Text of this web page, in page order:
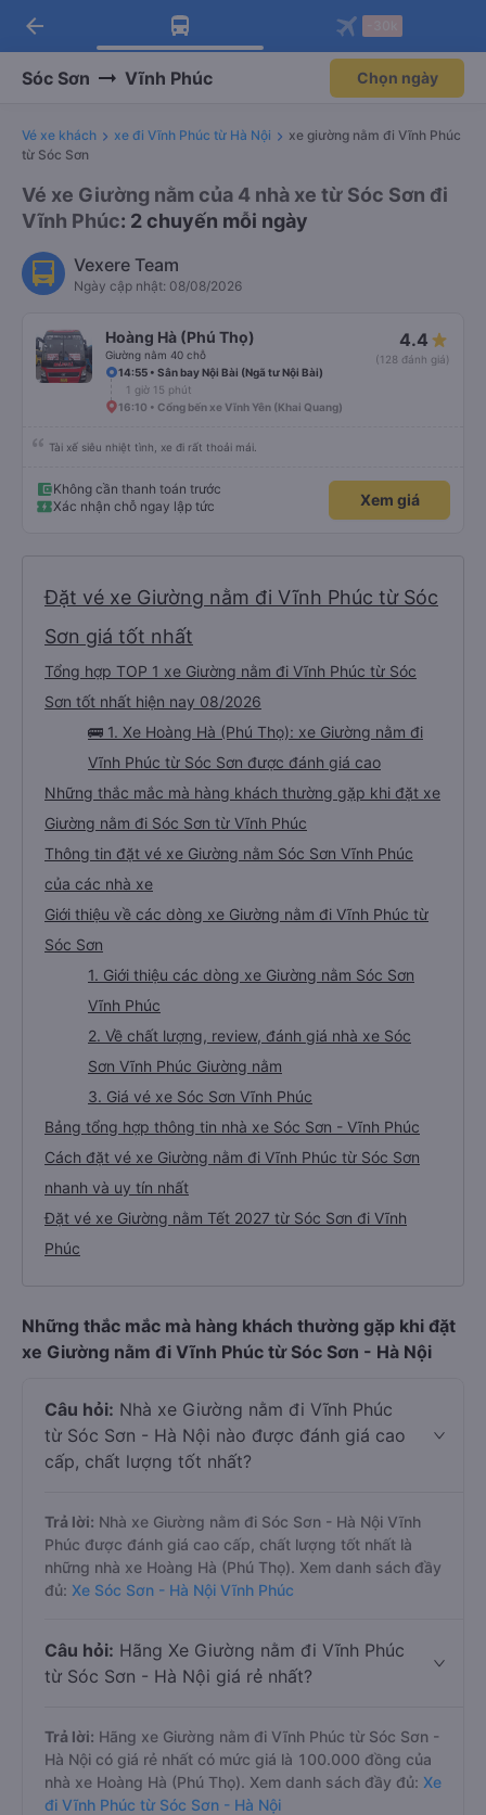
Tải app Vexere ngay!
Nhận ưu đãi thành viên độc
Mở app
Tải app Vexere
-30k/ghế khi đặt vé máy bay qua
Mở app
arrow_back
Sóc Sơn Vĩnh Phúc Chọn ngày
Vé xe khách xe đi Vĩnh Phúc từ Hà Nội
xe giường nằm đi Vĩnh Phúc
từ Sóc Sơn
Vé xe Giường nằm của 4 nhà xe từ Sóc Sơn đi
Vĩnh Phúc: 2 chuyến mỗi ngày
Vexere Team
Ngày cập nhật: 08/08/2026
Hoàng Hà (Phú Thọ)
Giường nằm 40 chỗ
4.4
(128 đánh giá)
14:55 • Sân bay Nội Bài (Ngã tư Nội Bài)
1 giờ 15 phút
16:10 • Cổng bến xe Vĩnh Yên (Khai Quang)
Tài xế siêu nhiệt tình, xe đi rất thoải mái.
Không cần thanh toán trước
Xác nhận chỗ ngay lập tức
Xem giá
Đặt vé xe Giường nằm đi Vĩnh Phúc từ Sóc
Sơn giá tốt nhất
Tổng hợp TOP 1 xe Giường nằm đi Vĩnh Phúc từ Sóc
Sơn tốt nhất hiện nay 08/2026
🚌 1. Xe Hoàng Hà (Phú Thọ): xe Giường nằm đi
Vĩnh Phúc từ Sóc Sơn được đánh giá cao
Những thắc mắc mà hàng khách thường gặp khi đặt xe
Giường nằm đi Sóc Sơn từ Vĩnh Phúc
Thông tin đặt vé xe Giường nằm Sóc Sơn Vĩnh Phúc
của các nhà xe
Giới thiệu về các dòng xe Giường nằm đi Vĩnh Phúc từ
Sóc Sơn
1. Giới thiệu các dòng xe Giường nằm Sóc Sơn
Vĩnh Phúc
2. Về chất lượng, review, đánh giá nhà xe Sóc
Sơn Vĩnh Phúc Giường nằm
3. Giá vé xe Sóc Sơn Vĩnh Phúc
Bảng tổng hợp thông tin nhà xe Sóc Sơn - Vĩnh Phúc
Cách đặt vé xe Giường nằm đi Vĩnh Phúc từ Sóc Sơn
nhanh và uy tín nhất
Đặt vé xe Giường nằm Tết 2027 từ Sóc Sơn đi Vĩnh
Phúc
Những thắc mắc mà hàng khách thường gặp khi đặt
xe Giường nằm đi Vĩnh Phúc từ Sóc Sơn - Hà Nội
Câu hỏi: Nhà xe Giường nằm đi Vĩnh Phúc
từ Sóc Sơn - Hà Nội nào được đánh giá cao
cấp, chất lượng tốt nhất?
Trả lời: Nhà xe Giường nằm đi Sóc Sơn - Hà Nội Vĩnh
Phúc được đánh giá cao cấp, chất lượng tốt nhất là
những nhà xe Hoàng Hà (Phú Thọ). Xem danh sách đầy
đủ: Xe Sóc Sơn - Hà Nội Vĩnh Phúc
Câu hỏi: Hãng Xe Giường nằm đi Vĩnh Phúc
từ Sóc Sơn - Hà Nội giá rẻ nhất?
Trả lời: Hãng xe Giường nằm đi Vĩnh Phúc từ Sóc Sơn -
Hà Nội có giá rẻ nhất có mức giá là 100.000 đồng của
nhà xe Hoàng Hà (Phú Thọ). Xem danh sách đầy đủ: Xe
đi Vĩnh Phúc từ Sóc Sơn - Hà Nội